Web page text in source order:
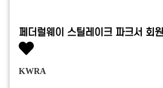
페더럴웨이 스틸레이크 파크서 회
KWRA